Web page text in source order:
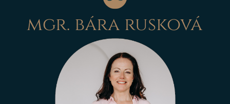
mgr. bára rusková